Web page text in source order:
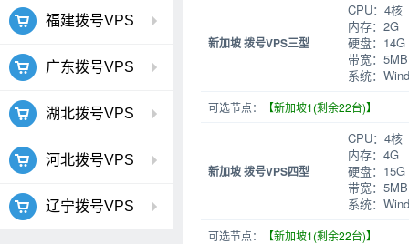
福建拨号VPS
广东拨号VPS
湖北拨号VPS
河北拨号VPS
辽宁拨号VPS
新加坡 拨号VPS三型
CPU：4核
内存：2G
硬盘：14G
带宽：5MB
系统：
可选节点： 【新加坡1(剩余22台)】
新加坡 拨号VPS四型
CPU：4核
内存：4G
硬盘：15G
带宽：5MB
系统：
可选节点： 【新加坡1(剩余22台)】